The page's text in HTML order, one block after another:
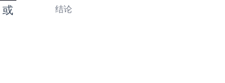
或
结论